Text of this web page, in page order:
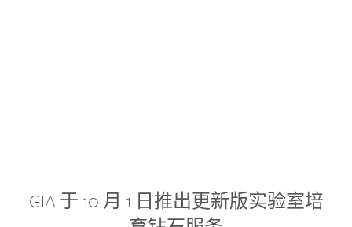
GIA 于 10 月 1 日推出更新版实验室培